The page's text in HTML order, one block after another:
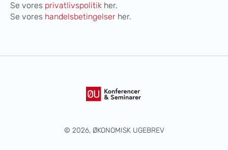
Se vores privatlivspolitik her.
Se vores handelsbetingelser her.
© 2026, ØKONOMISK UGEBREV